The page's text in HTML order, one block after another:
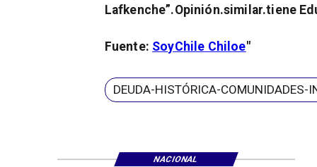
Lafkenche”.Opinión.similar.tiene
Fuente: SoyChile Chiloe
DEUDA-HISTÓRICA-COMUNIDADES-
NACIONAL